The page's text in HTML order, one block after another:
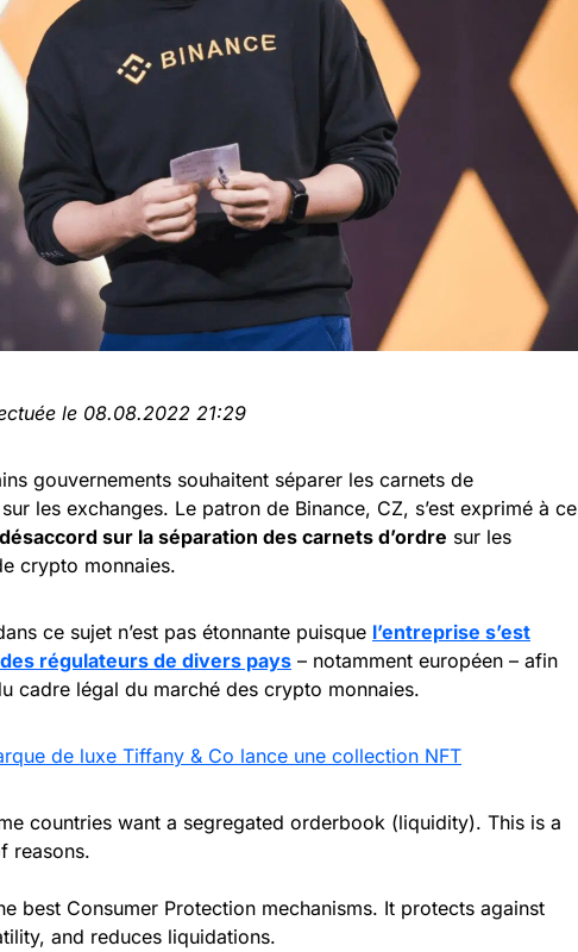
le 08.08.2022 21:29
gouvernements souhaitent séparer les carnets de
les exchanges. Le patron de Binance, CZ, s’est exprimé à ce
sur la séparation des carnets d’ordre sur les
crypto monnaies.
ce sujet n’est pas étonnante puisque l’entreprise s’est
régulateurs de divers pays – notamment européen – afin
cadre légal du marché des crypto monnaies.
de luxe Tiffany & Co lance une collection NFT
countries want a segregated orderbook (liquidity). This is a
reasons.
best Consumer Protection mechanisms. It protects against
and reduces liquidations.